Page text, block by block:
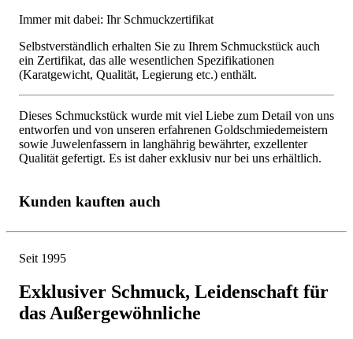
Immer mit dabei: Ihr Schmuckzertifikat
Selbstverständlich erhalten Sie zu Ihrem Schmuckstück auch
ein Zertifikat, das alle wesentlichen Spezifikationen
(Karatgewicht, Qualität, Legierung etc.) enthält.
Dieses Schmuckstück wurde mit viel Liebe zum Detail von uns
entworfen und von unseren erfahrenen Goldschmiedemeistern
sowie Juwelenfassern in langhährig bewährter, exzellenter
Qualität gefertigt. Es ist daher exklusiv nur bei uns erhältlich.
Kunden kauften auch
Seit 1995
Exklusiver Schmuck, Leidenschaft für
das Außergewöhnliche